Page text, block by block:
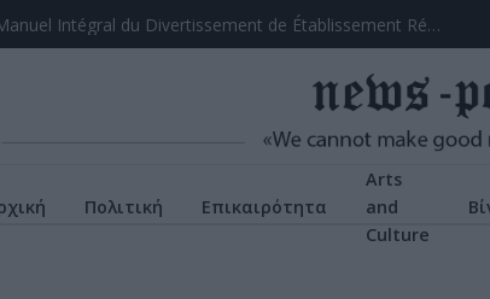
Chicken Road: Le Manuel Intégral du Divertissement de Établissement Réfléchi
Πολιτική Επικαιρότητα
Arts
and
Culture